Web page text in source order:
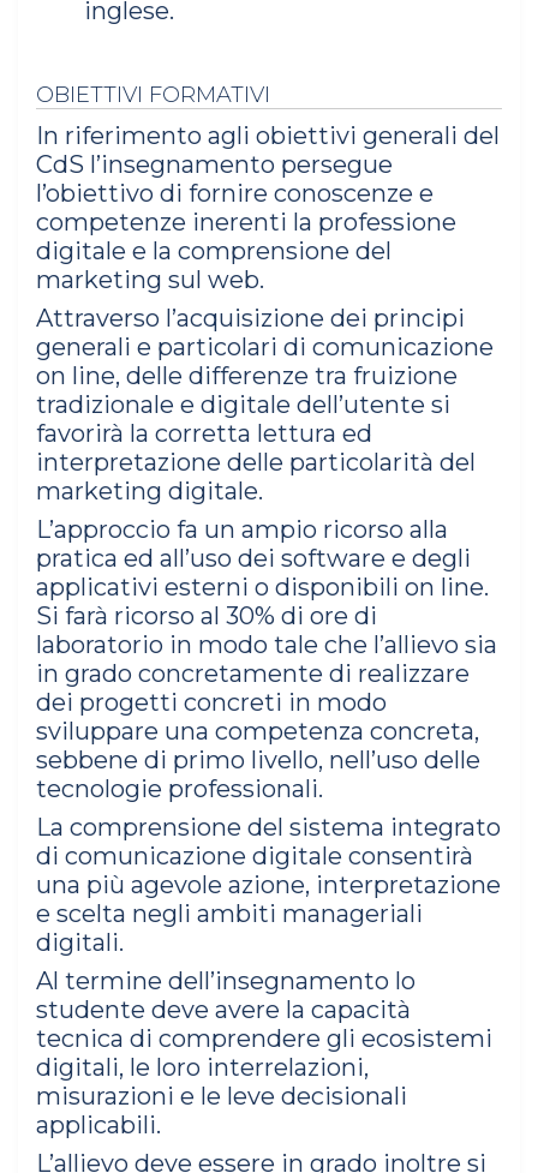
inglese.
OBIETTIVI FORMATIVI
In riferimento agli obiettivi generali del
CdS l’insegnamento persegue
l’obiettivo di fornire conoscenze e
competenze inerenti la professione
digitale e la comprensione del
marketing sul web.
Attraverso l’acquisizione dei principi
generali e particolari di comunicazione
on line, delle differenze tra fruizione
tradizionale e digitale dell’utente si
favorirà la corretta lettura ed
interpretazione delle particolarità del
marketing digitale.
L’approccio fa un ampio ricorso alla
pratica ed all’uso dei software e degli
applicativi esterni o disponibili on line.
Si farà ricorso al 30% di ore di
laboratorio in modo tale che l’allievo sia
in grado concretamente di realizzare
dei progetti concreti in modo
sviluppare una competenza concreta,
sebbene di primo livello, nell’uso delle
tecnologie professionali.
La comprensione del sistema integrato
di comunicazione digitale consentirà
una più agevole azione, interpretazione
e scelta negli ambiti manageriali
digitali.
Al termine dell’insegnamento lo
studente deve avere la capacità
tecnica di comprendere gli ecosistemi
digitali, le loro interrelazioni,
misurazioni e le leve decisionali
applicabili.
L’allievo deve essere in grado inoltre si